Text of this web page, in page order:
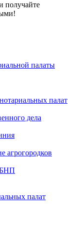
получайте
палаты
палат
дела
агрогородков
БНП
палат